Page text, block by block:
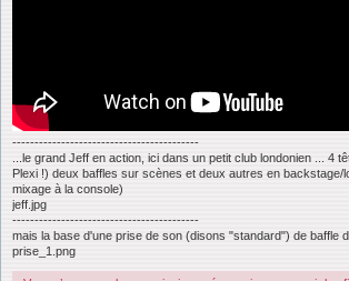
------------------------------------------
...le grand Jeff en action, ici dans un petit club londonien ... 4
Plexi !) deux baffles sur scènes et deux autres en backstage/
mixage à la console)
jeff.jpg
------------------------------------------
mais la base d'une prise de son (disons "standard") de baffle
prise_1.png